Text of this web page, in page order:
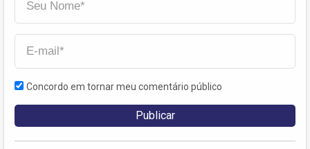
Concordo em tornar meu comentário público